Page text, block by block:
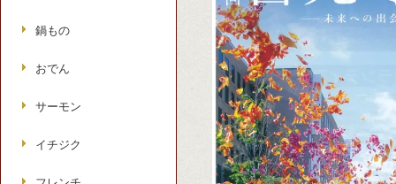
鍋もの
おでん
サーモン
イチジク